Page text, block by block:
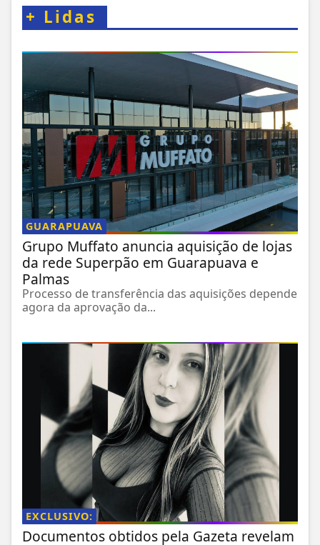
+ Lidas
GUARAPUAVA
Grupo Muffato anuncia aquisição de lojas
da rede Superpão em Guarapuava e
Palmas
Processo de transferência das aquisições depende
agora da aprovação da...
EXCLUSIVO:
Documentos obtidos pela Gazeta revelam